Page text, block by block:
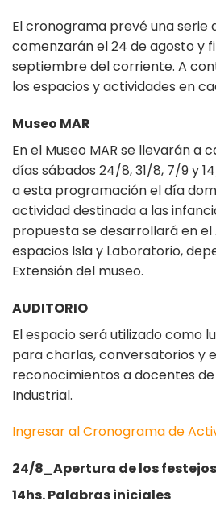
El cronograma prevé una serie
comenzarán el 24 de agosto y
septiembre del corriente. A
los espacios y actividades en
Museo MAR
En el Museo MAR se llevarán a
días sábados 24/8, 31/8, 7/9 y
a esta programación el día
actividad destinada a las
propuesta se desarrollará en el
espacios Isla y Laboratorio,
Extensión del museo.
AUDITORIO
El espacio será utilizado como
para charlas, conversatorios y
reconocimientos a docentes
Industrial.
Ingresar al Cronograma de
24/8_Apertura de los festejos
14hs. Palabras iniciales